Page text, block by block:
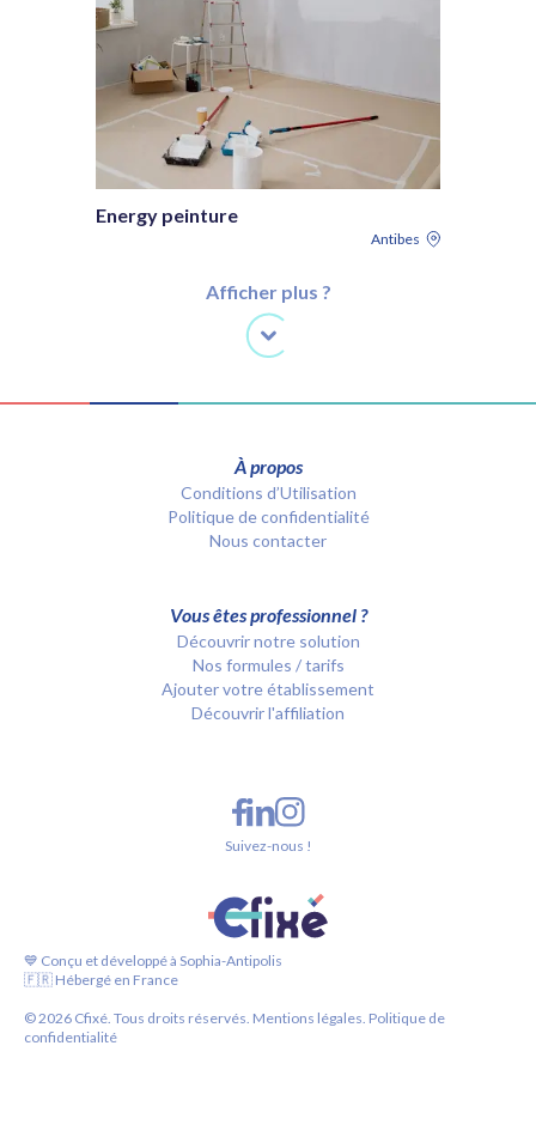
Energy peinture
Antibes
Afficher plus ?
À propos
Conditions d’Utilisation
Politique de confidentialité
Nous contacter
Vous êtes professionnel ?
Découvrir notre solution
Nos formules / tarifs
Ajouter votre établissement
Découvrir l'affiliation
💙 Conçu et développé à Sophia-Antipolis
🇫🇷 Hébergé en France
©2026 Cfixé. Tous droits réservés. Mentions légales. Politique de
confidentialité
Suivez-nous !